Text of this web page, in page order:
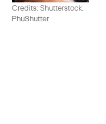
Credits: Shutterstock,
PhuShutter